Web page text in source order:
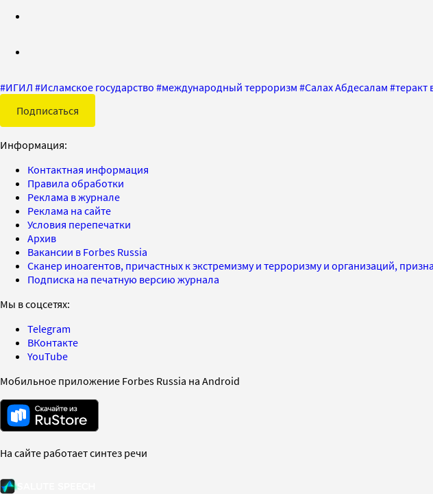
#ИГИЛ #Исламское государство #международный терроризм #Салах Абдесалам #теракт
Подписаться
Информация:
Контактная информация
Правила обработки
Реклама в журнале
Реклама на сайте
Условия перепечатки
Архив
Вакансии в Forbes Russia
Сканер иноагентов, причастных к экстремизму и терроризму и организаций,
Подписка на печатную версию журнала
Мы в соцсетях:
Telegram
ВКонтакте
YouTube
Мобильное приложение Forbes Russia на Android
На сайте работает синтез речи